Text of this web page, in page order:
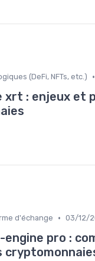
(DeFi, NFTs, etc.) •
xrt : enjeux et
d'échange • 03/12/
pro :